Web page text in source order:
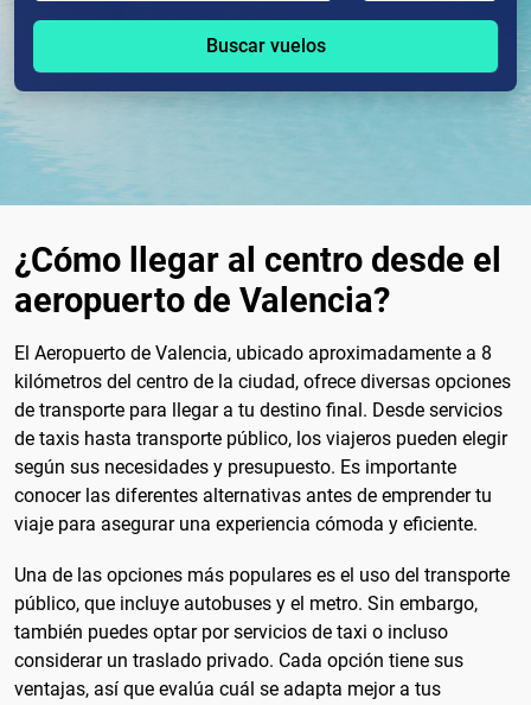
Buscar vuelos
¿Cómo llegar al centro desde el
aeropuerto de Valencia?
El Aeropuerto de Valencia, ubicado aproximadamente a 8
kilómetros del centro de la ciudad, ofrece diversas opciones
de transporte para llegar a tu destino final. Desde servicios
de taxis hasta transporte público, los viajeros pueden elegir
según sus necesidades y presupuesto. Es importante
conocer las diferentes alternativas antes de emprender tu
viaje para asegurar una experiencia cómoda y eficiente.
Una de las opciones más populares es el uso del transporte
público, que incluye autobuses y el metro. Sin embargo,
también puedes optar por servicios de taxi o incluso
considerar un traslado privado. Cada opción tiene sus
ventajas, así que evalúa cuál se adapta mejor a tus